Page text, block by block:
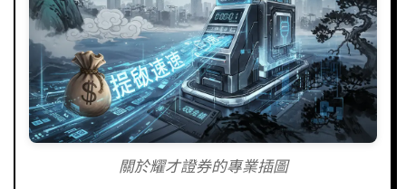
關於耀才證券的專業插圖